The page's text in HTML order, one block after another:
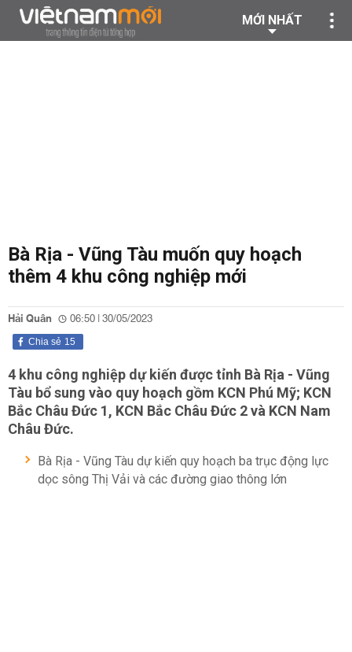
MỚI NHẤT
Bà Rịa - Vũng Tàu muốn quy hoạch
thêm 4 khu công nghiệp mới
Hải Quân 06:50 | 30/05/2023
15
Chia sẻ
4 khu công nghiệp dự kiến được tỉnh Bà Rịa - Vũng
Tàu bổ sung vào quy hoạch gồm KCN Phú Mỹ; KCN
Bắc Châu Đức 1, KCN Bắc Châu Đức 2 và KCN Nam
Châu Đức.
Bà Rịa - Vũng Tàu dự kiến quy hoạch ba trục động lực
dọc sông Thị Vải và các đường giao thông lớn